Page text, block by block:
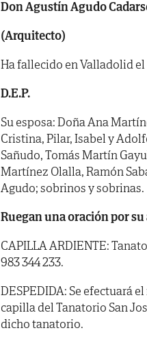
Don Agustín Agudo
(Arquitecto)
Ha fallecido en Valladolid
D.E.P.
Su esposa: Doña Ana
Cristina, Pilar, Isabel y
Sañudo, Tomás Martín
Martínez Olalla, Ramón
Agudo; sobrinos y sobrinas.
Ruegan una oración por
CAPILLA ARDIENTE:
983 344 233.
DESPEDIDA: Se efectuará
capilla del Tanatorio San
dicho tanatorio.